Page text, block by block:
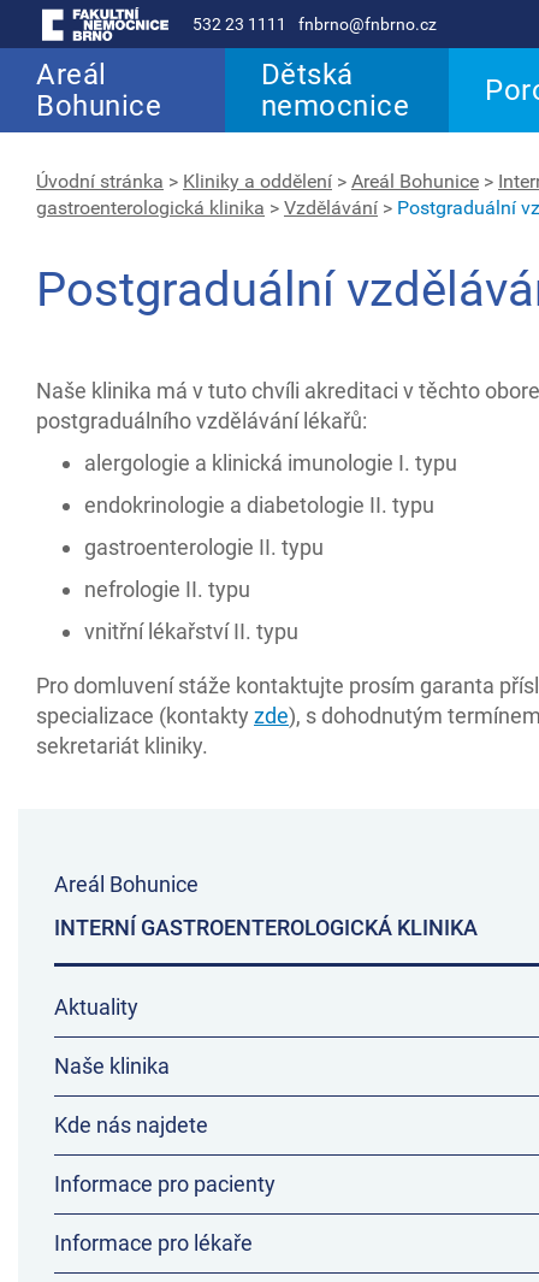
532 23 1111 fnbrno@fnbrno.cz
Areál
Bohunice
Dětská
nemocnice
Úvodní stránka > Kliniky a oddělení > Areál Bohunice >
gastroenterologická klinika > Vzdělávání > Postgraduální
Postgraduální
Naše klinika má v tuto chvíli akreditaci v těchto
postgraduálního vzdělávání lékařů:
alergologie a klinická imunologie I. typu
endokrinologie a diabetologie II. typu
gastroenterologie II. typu
nefrologie II. typu
vnitřní lékařství II. typu
Pro domluvení stáže kontaktujte prosím garanta
specializace (kontakty zde), s dohodnutým
sekretariát kliniky.
Areál Bohunice
INTERNÍ GASTROENTEROLOGICKÁ KLINIKA
Aktuality
Naše klinika
Kde nás najdete
Informace pro pacienty
Informace pro lékaře